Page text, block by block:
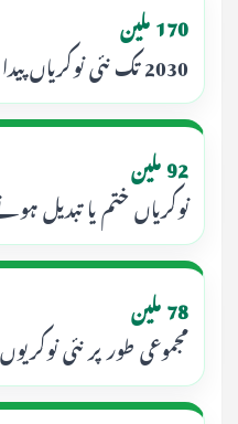
170 ملین
2030 تک نئی نوکریاں پیدا ہونے کا عالمی تخمینہ
92 ملین
نوکریاں ختم یا تبدیل
78 ملین
مجموعی طور پر نئی